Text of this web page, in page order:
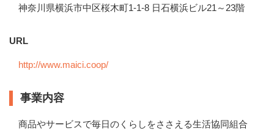
神奈川県横浜市中区桜木町1-1-8 日石横浜ビル21～23階
URL
http://www.maici.coop/
事業内容
商品やサービスで毎日のくらしをささえる生活協同組合